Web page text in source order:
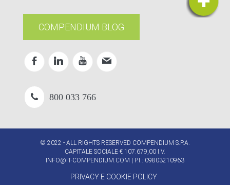
COMPENDIUM BLOG
800 033 766
© 2022 - ALL RIGHTS RESERVED COMPENDIUM S.P.A.
CAPITALE SOCIALE € 107.679,00 I.V.
INFO@IT-COMPENDIUM.COM | P.I.: 09803210963
PRIVACY E COOKIE POLICY